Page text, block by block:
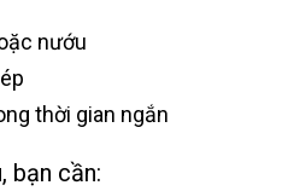
nướu
thời gian ngắn
bạn cần: